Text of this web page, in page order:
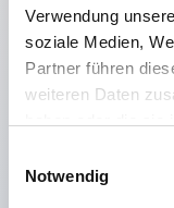
Verwendung
soziale Medien,
Partner führen
weiteren Daten
Notwendig
177,Farben